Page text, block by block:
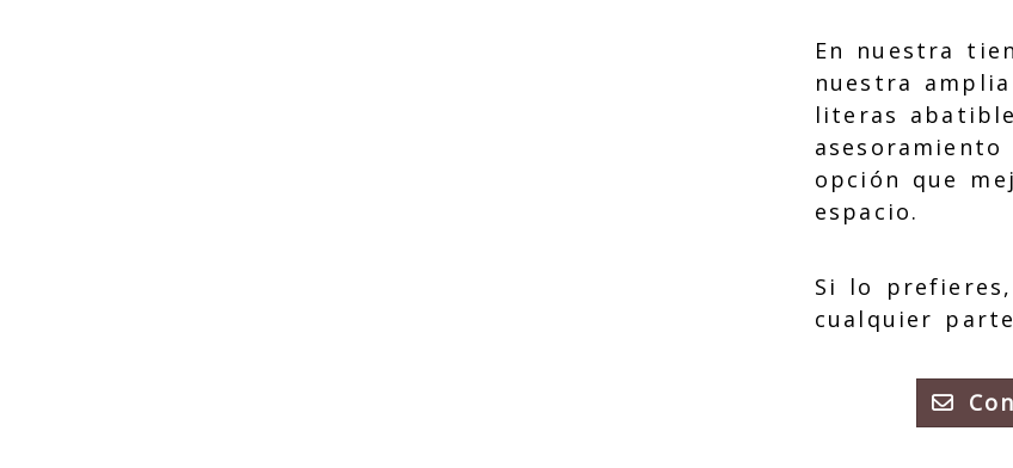
En nuestra
nuestra
literas
opción que
espacio.
Si lo prefieres,
cualquier